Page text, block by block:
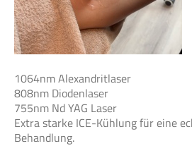
1064nm Alexandritlaser
808nm Diodenlaser
755nm Nd YAG Laser
Extra starke ICE-Kühlung für eine
Behandlung.